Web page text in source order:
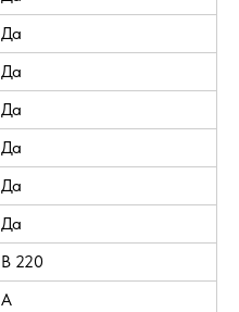
Да
Да
Да
Да
Да
Да
В 220
A